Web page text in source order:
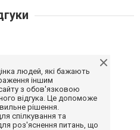
людей, які бажають
іншим
з обов'язковою
відгука. Це допоможе
рішення.
спілкування та
роз'яснення питань, що